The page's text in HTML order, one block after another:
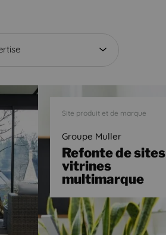
Site produit et de marque
Groupe Muller
Refonte de sites
vitrines
multimarque